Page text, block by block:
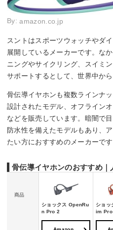
By:amazon.co.jp
スントはスポーツウォッチやダ
展開しているメーカーです。な
ニングやサイクリング、スイミ
サポートするとして、世界中か
骨伝導イヤホンも複数ラインナ
設計されたモデル、オフライン
などを販売しています。暗闇で
防水性を備えたモデルもあり、
たい方におすすめのメーカーです
骨伝導イヤホンのおすすめ｜
商品
ショックス OpenRu
n Pro 2
ショッ
im Pro